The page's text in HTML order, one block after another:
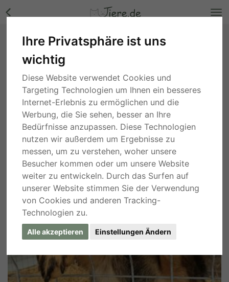
Ihre Privatsphäre ist uns
wichtig
Diese Website verwendet Cookies und
Targeting Technologien um Ihnen ein besseres
Internet-Erlebnis zu ermöglichen und die
Werbung, die Sie sehen, besser an Ihre
Bedürfnisse anzupassen. Diese Technologien
nutzen wir außerdem um Ergebnisse zu
messen, um zu verstehen, woher unsere
Besucher kommen oder um unsere Website
weiter zu entwickeln. Durch das Surfen auf
unserer Website stimmen Sie der Verwendung
von Cookies und anderen Tracking-
Technologien zu.
Alle akzeptieren Einstellungen Ändern
Gloria, Mischling - Hündin Bilder
Rheinland-Pfalz, vor 3 Jahren